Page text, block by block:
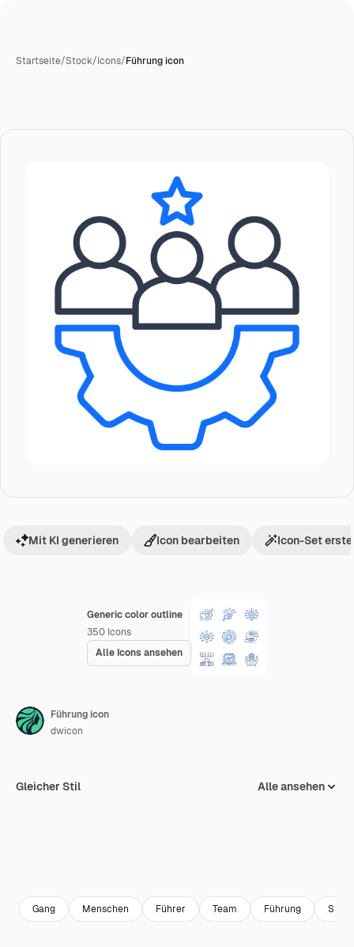
Startseite/Stock/Icons/Führung icon
Generic color outline
350 Icons
Alle Icons ansehen
Mit KI generieren Icon bearbeiten Icon-Set
Führung icon
dwicon
Gleicher Stil Alle ansehen
Gang Menschen Führer Team Führung Stern